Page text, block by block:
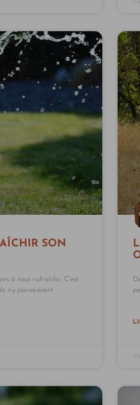
SON
à nous rafraîchir. C’est
n’y parviennent